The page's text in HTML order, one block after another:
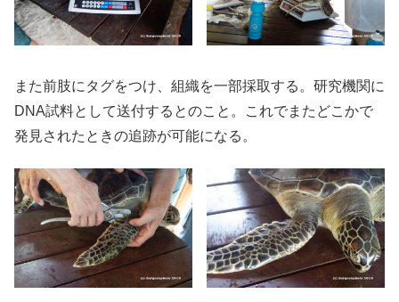
また前肢にタグをつけ、組織を一部採取する。研究機関に
DNA試料として送付するとのこと。これでまたどこかで
発見されたときの追跡が可能になる。